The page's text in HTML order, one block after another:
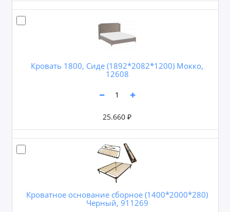
Кровать 1800, Сиде (1892*2082*1200) Мокко,
12608
25.660 ₽
Кроватное основание сборное (1400*2000*280)
Черный, 911269